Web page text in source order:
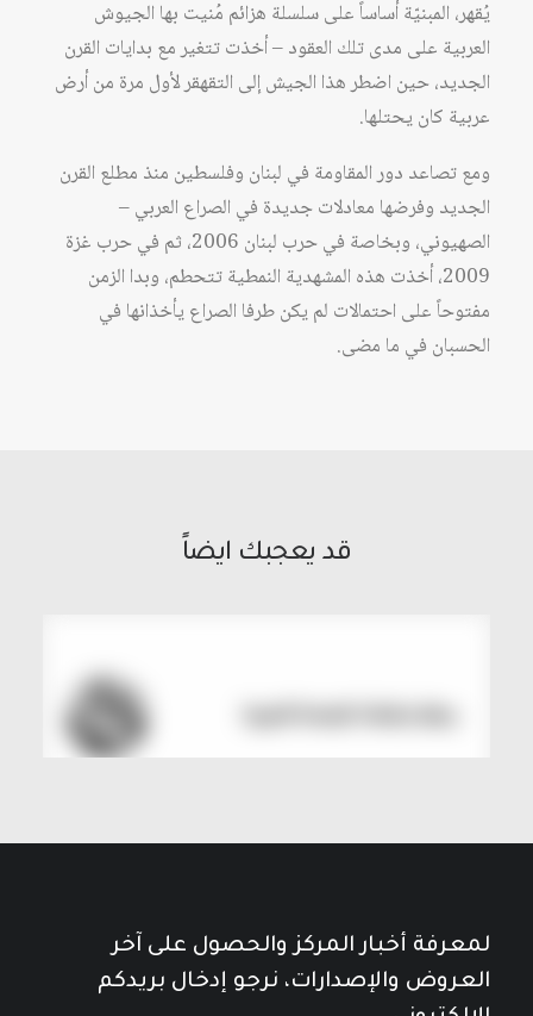
يُقهر، المبنيّة أساساً على سلسلة هزائم مُنيت بها الجيوش
العربية على مدى تلك العقود – أخذت تتغير مع بدايات القرن
الجديد، حين اضطر هذا الجيش إلى التقهقر لأول مرة من أرض
عربية كان يحتلها.
ومع تصاعد دور المقاومة في لبنان وفلسطين منذ مطلع القرن
الجديد وفرضها معادلات جديدة في الصراع العربي –
الصهيوني، وبخاصة في حرب لبنان 2006، ثم في حرب غزة
2009، أخذت هذه المشهدية النمطية تتحطم، وبدا الزمن
مفتوحاً على احتمالات لم يكن طرفا الصراع يأخذانها في
الحسبان في ما مضى.
قد يعجبك ايضاً
لمعرفة أخبار المركز والحصول على آخر
العروض والإصدارات، نرجو إدخال بريدكم